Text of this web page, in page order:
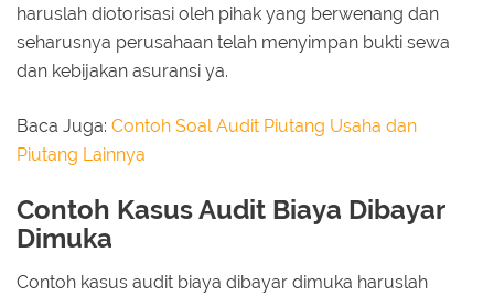
haruslah diotorisasi oleh pihak yang berwenang dan
seharusnya perusahaan telah menyimpan bukti sewa
dan kebijakan asuransi ya.
Baca Juga: Contoh Soal Audit Piutang Usaha dan
Piutang Lainnya
Contoh Kasus Audit Biaya Dibayar
Dimuka
Contoh kasus audit biaya dibayar dimuka haruslah